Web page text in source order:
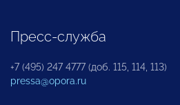
Пресс-служба
+7 (495) 247 4777 (доб. 115, 114, 113)
pressa@opora.ru